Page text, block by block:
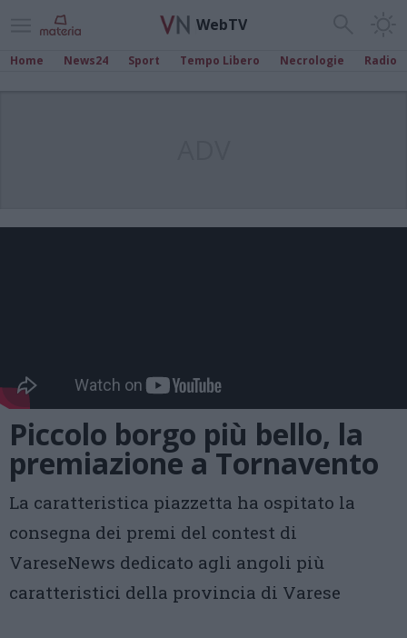
WebTV
Home News24 Sport Tempo Libero Necrologie Radio
Piccolo borgo più bello, la
premiazione a Tornavento
La caratteristica piazzetta ha ospitato la
consegna dei premi del contest di
VareseNews dedicato agli angoli più
caratteristici della provincia di Varese